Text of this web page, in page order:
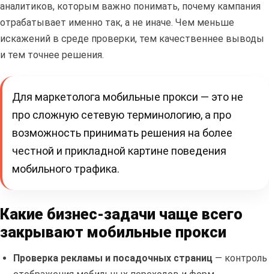
аналитиков, которым важно понимать, почему кампания
отрабатывает именно так, а не иначе. Чем меньше
искажений в среде проверки, тем качественнее выводы
и тем точнее решения.
Для маркетолога мобильные прокси — это не
про сложную сетевую терминологию, а про
возможность принимать решения на более
честной и прикладной картине поведения
мобильного трафика.
Какие бизнес-задачи чаще всего
закрывают мобильные прокси
Проверка рекламы и посадочных страниц — контроль